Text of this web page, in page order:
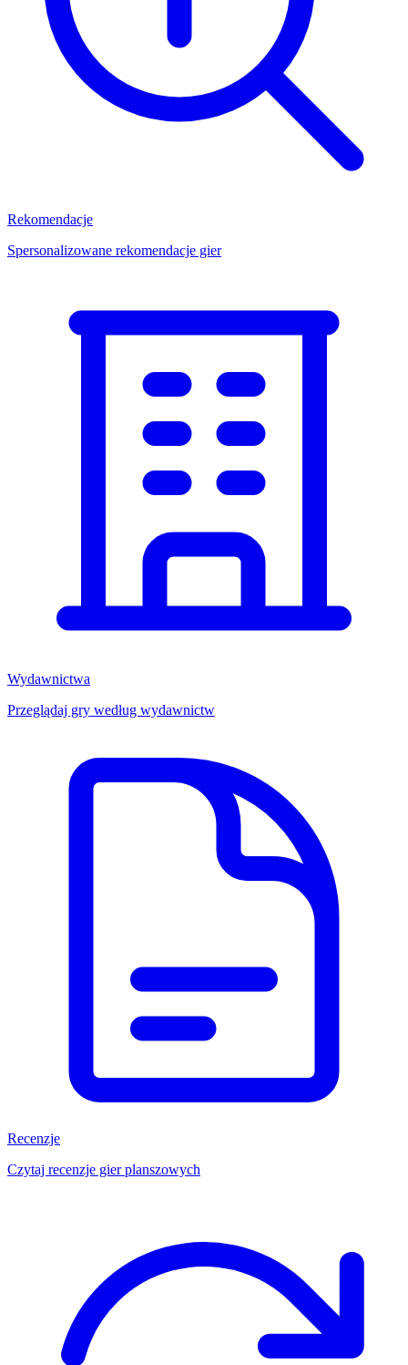
Rekomendacje
Spersonalizowane rekomendacje gier
Wydawnictwa
Przeglądaj gry według wydawnictw
Recenzje
Czytaj recenzje gier planszowych